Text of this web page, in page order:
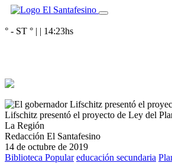
° - ST ° | | 14:23hs
Lifschitz presentó el proyecto de Ley del
La Región
Redacción El Santafesino
14 de octubre de 2019
Biblioteca Popular educación secundaria